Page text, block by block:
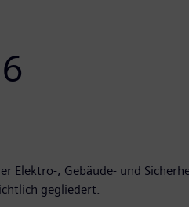
Elektro-, Gebäude- und
gegliedert.